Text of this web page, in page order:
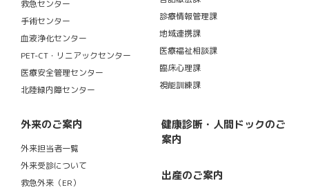
救急センター
手術センター
血液浄化センター
PET-CT・リニアックセンター
医療安全管理センター
北陸緑内障センター
診療情報管理課
地域連携課
医療福祉相談課
臨床心理課
視能訓練課
外来のご案内
外来担当者一覧
外来受診について
救急外来（ER）
健康診断・人間ドックのご
案内
出産のご案内